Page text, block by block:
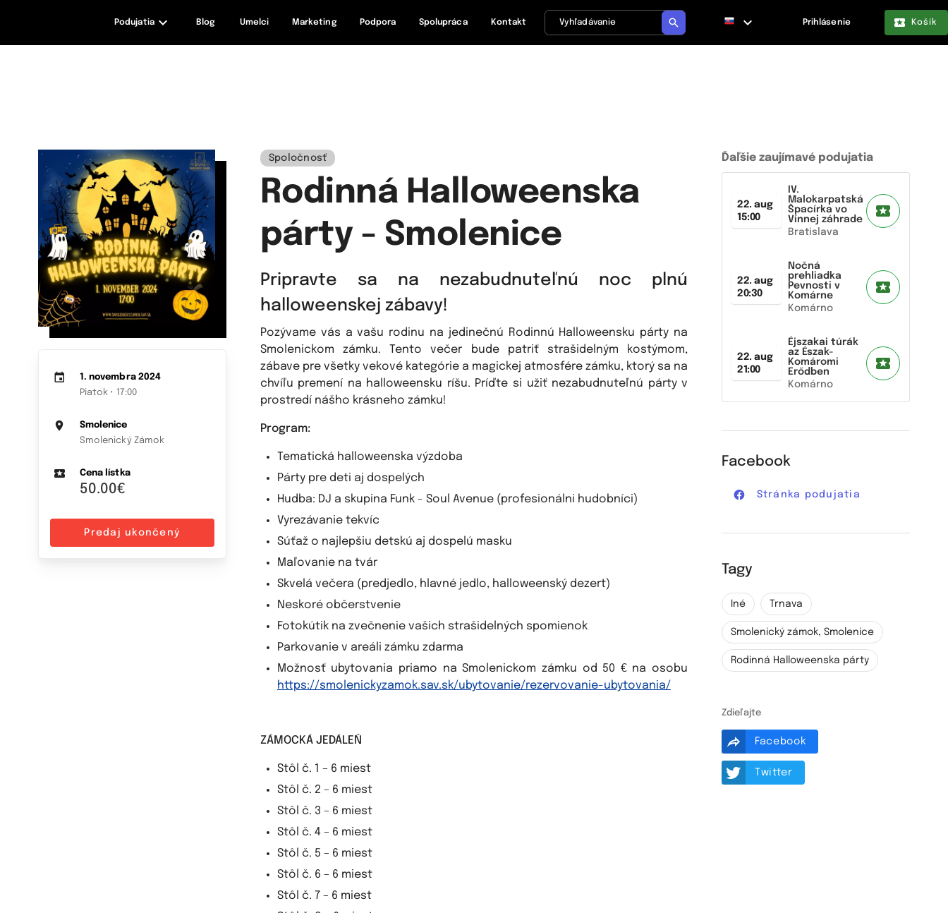
Podujatia Blog Umelci Marketing Podpora Spolupráca Kontakt Prihlásenie Košík
1. novembra 2024
Piatok • 17:00
Smolenice
Smolenický Zámok
Cena lístka
50.00€
Predaj ukončený
Spoločnosť
Rodinná Halloweenska
párty - Smolenice
Pripravte sa na nezabudnuteľnú noc plnú
halloweenskej zábavy!
Pozývame vás a vašu rodinu na jedinečnú Rodinnú Halloweensku párty na
Smolenickom zámku. Tento večer bude patriť strašidelným kostýmom,
zábave pre všetky vekové kategórie a magickej atmosfére zámku, ktorý sa na
chvíľu premení na halloweensku ríšu. Príďte si užiť nezabudnuteľnú párty v
prostredí nášho krásneho zámku!
Program:
Tematická halloweenska výzdoba
Párty pre deti aj dospelých
Hudba: DJ a skupina Funk - Soul Avenue (profesionálni hudobníci)
Vyrezávanie tekvíc
Súťaž o najlepšiu detskú aj dospelú masku
Maľovanie na tvár
Skvelá večera (predjedlo, hlavné jedlo, halloweenský dezert)
Neskoré občerstvenie
Fotokútik na zvečnenie vašich strašidelných spomienok
Parkovanie v areáli zámku zdarma
Možnosť ubytovania priamo na Smolenickom zámku od 50 € na osobu
https://smolenickyzamok.sav.sk/ubytovanie/rezervovanie-ubytovania/
ZÁMOCKÁ JEDÁLEŇ
Stôl č. 1 – 6 miest
Stôl č. 2 – 6 miest
Stôl č. 3 – 6 miest
Stôl č. 4 – 6 miest
Stôl č. 5 – 6 miest
Stôl č. 6 – 6 miest
Stôl č. 7 – 6 miest
Ďaľšie zaujímavé podujatia
22. aug
15:00
IV.
Malokarpatská
Špacírka vo
Vínnej záhrade
Bratislava
22. aug
20:30
Nočná
prehliadka
Pevnosti v
Komárne
Komárno
22. aug
21:00
Éjszakai túrák
az Észak-
Komáromi
Erődben
Komárno
Facebook
Stránka podujatia
Tagy
Iné Trnava
Smolenický zámok, Smolenice
Rodinná Halloweenska párty
Zdieľajte
Facebook
Twitter